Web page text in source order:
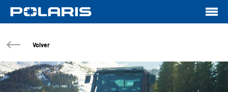
Volver